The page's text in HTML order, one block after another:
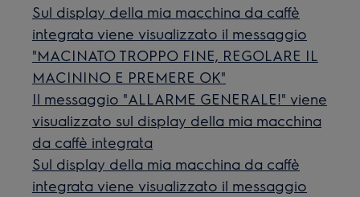
Sul display della mia macchina da caffè
integrata viene visualizzato il messaggio
"MACINATO TROPPO FINE, REGOLARE IL
MACININO E PREMERE OK"
Il messaggio "ALLARME GENERALE!" viene
visualizzato sul display della mia macchina
da caffè integrata
Sul display della mia macchina da caffè
integrata viene visualizzato il messaggio